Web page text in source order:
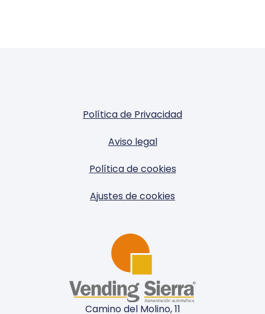
Política de Privacidad
Aviso legal
Política de cookies
Ajustes de cookies
Camino del Molino, 11